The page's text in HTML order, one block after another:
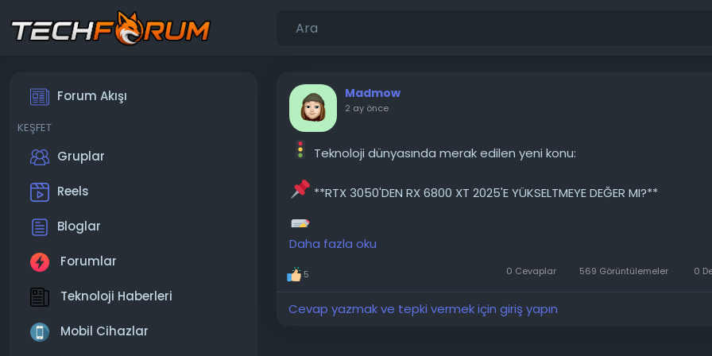
Forum Akışı
KEŞFET
Gruplar
Reels
Bloglar
Forumlar
Teknoloji Haberleri
Mobil Cihazlar
Madmow
2 ay önce
Teknoloji dünyasında merak edilen yeni konu:
**RTX 3050'DEN RX 6800 XT 2025'E YÜKSELTMEYE DEĞER MI?**
düşünüyorum. Bu yükseltmeyi önerir misiniz, yoksa sizin görüşünüze göre
değmez mi? Deneyimleriniz ve görüşleriniz hakkında bilgi edinmekten
duyarım. Şimdiden teşekkürler!
───────────────
Daha fazla oku
5 0 Cevaplar 569 Görüntülemeler 0
Cevap yazmak ve tepki vermek için giriş yapın